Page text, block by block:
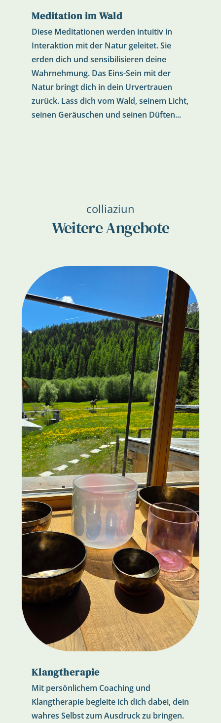
Meditation im Wald
Diese Meditationen werden intuitiv in
Interaktion mit der Natur geleitet. Sie
erden dich und sensibilisieren deine
Wahrnehmung. Das Eins-Sein mit der
Natur bringt dich in dein Urvertrauen
zurück. Lass dich vom Wald, seinem Licht,
seinen Geräuschen und seinen Düften...
colliaziun
Weitere Angebote
Klangtherapie
Mit persönlichem Coaching und
Klangtherapie begleite ich dich dabei, dein
wahres Selbst zum Ausdruck zu bringen.